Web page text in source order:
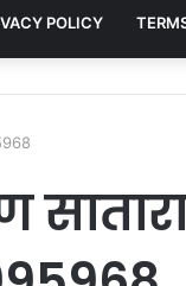
POLICY